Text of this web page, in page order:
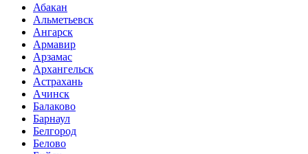
Абакан
Альметьевск
Ангарск
Армавир
Арзамас
Архангельск
Астрахань
Ачинск
Балаково
Барнаул
Белгород
Белово